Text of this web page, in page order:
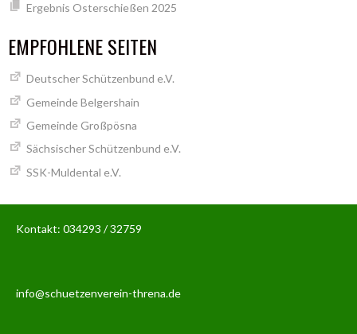
Ergebnis Osterschießen 2025
EMPFOHLENE SEITEN
Deutscher Schützenbund e.V.
Gemeinde Belgershain
Gemeinde Großpösna
Sächsischer Schützenbund e.V.
SSK-Muldental e.V.
Kontakt: 034293 / 32759
info@schuetzenverein-threna.de